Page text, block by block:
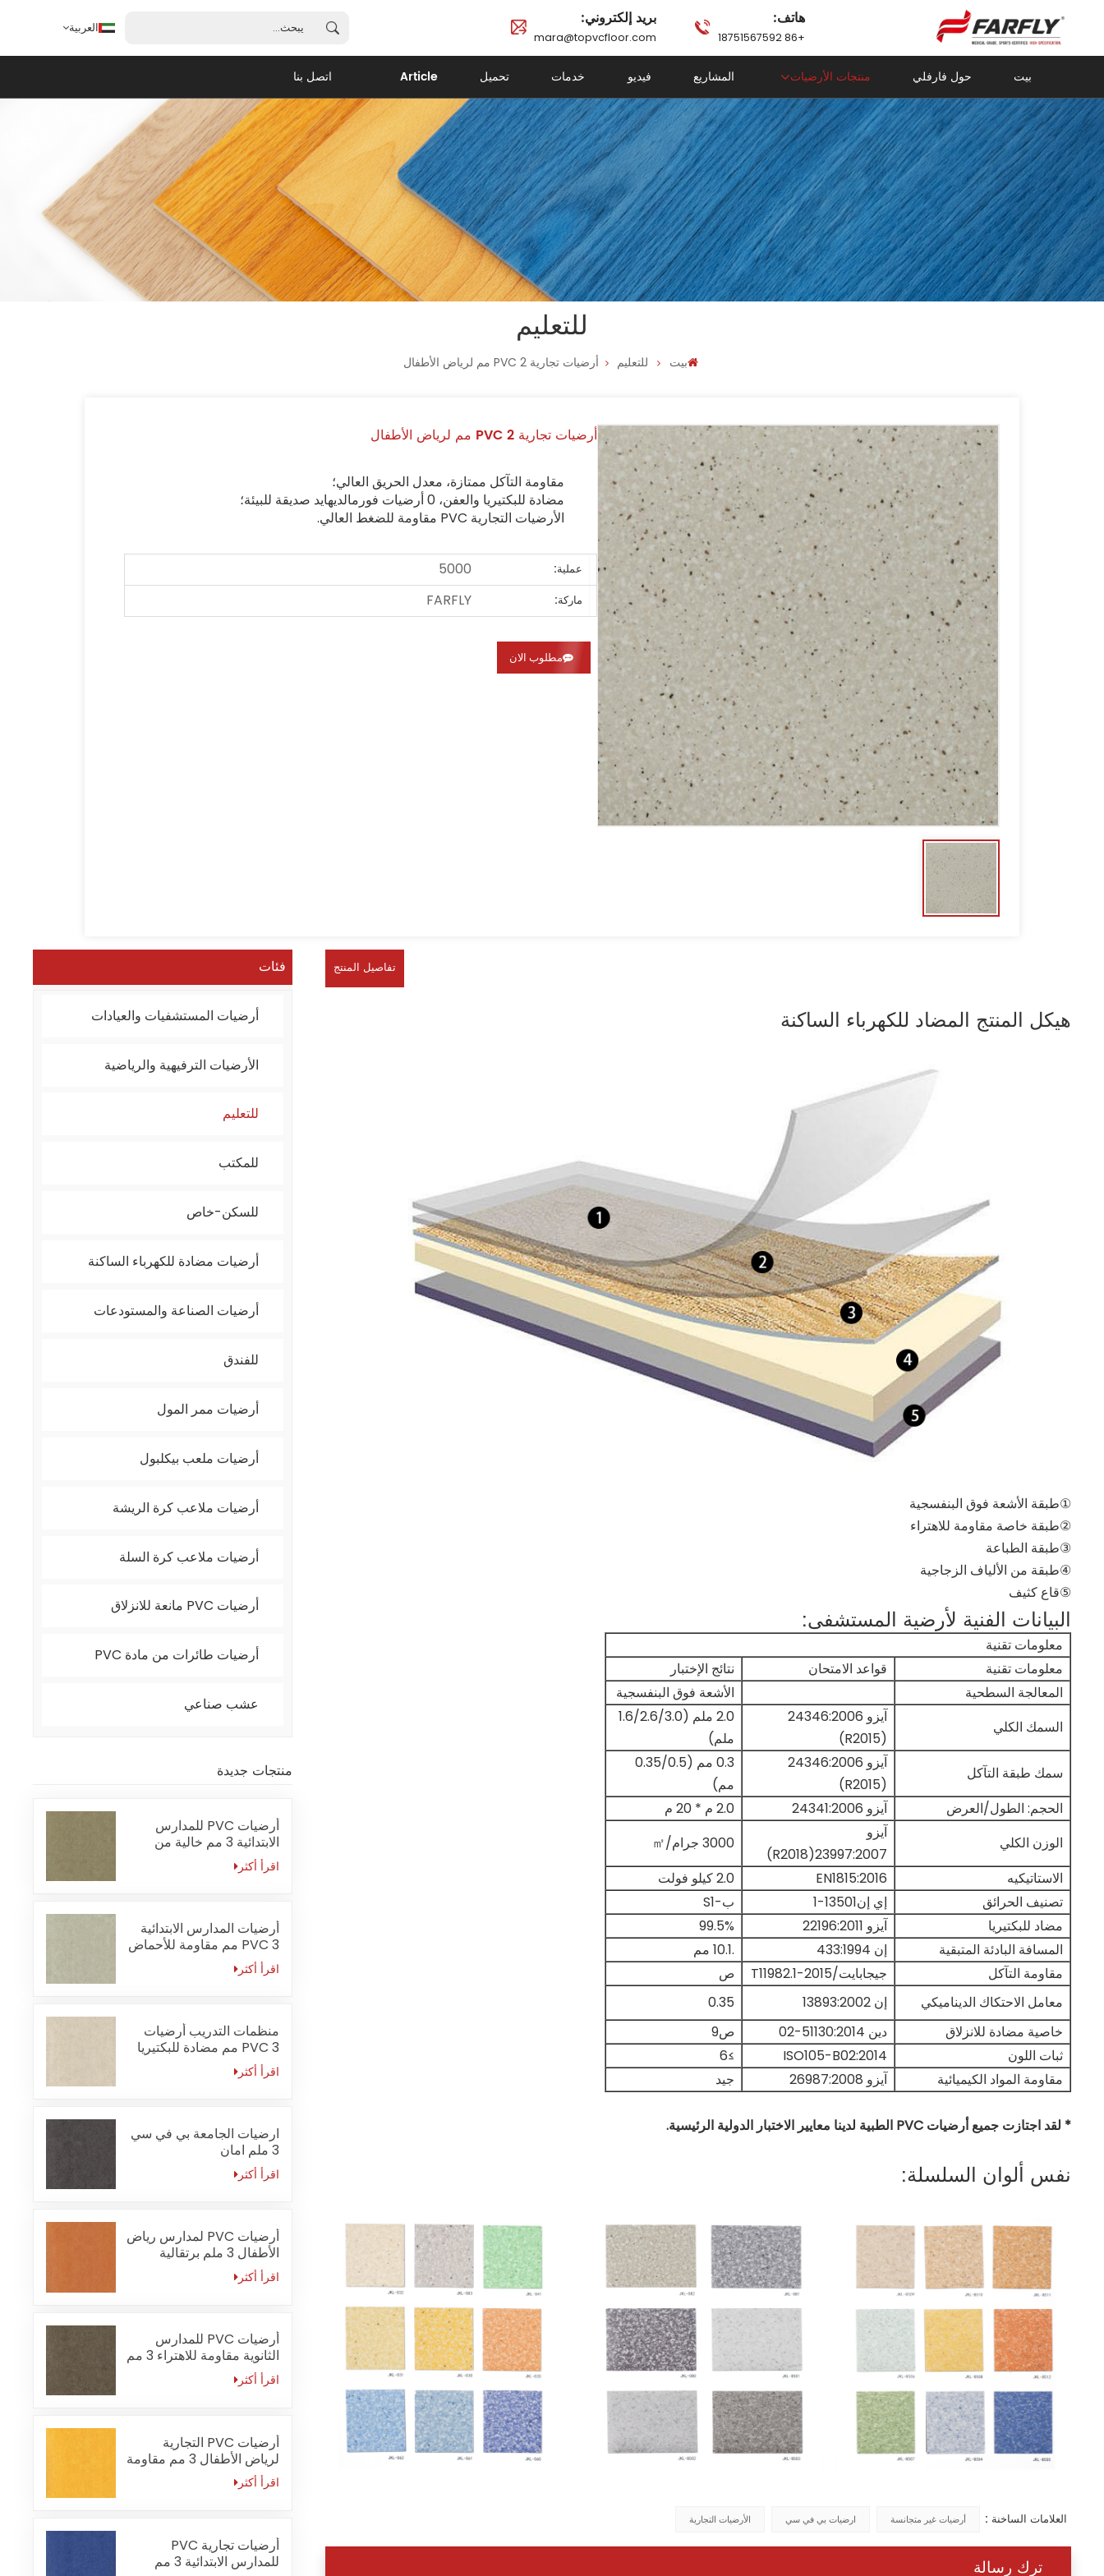
هاتف:
+86 18751567592
بريد إلكتروني:
mara@topvcfloor.com
العربية
العربية
français
español
português
بيت حول فارفلي منتجات الأرضيات المشاريع فيديو خدمات تحميل Article اتصل بنا
للتعليم
بيت للتعليم أرضيات تجارية PVC 2 مم لرياض الأطفال
أرضيات تجارية PVC 2 مم لرياض الأطفال
مقاومة التآكل ممتازة، معدل الحريق العالي؛
مضادة للبكتيريا والعفن، 0 أرضيات فورمالديهايد صديقة للبيئة؛
الأرضيات التجارية PVC مقاومة للضغط العالي.
عملية: 5000
ماركة: FARFLY
مطلوب الان
فئات
أرضيات المستشفيات والعيادات
الأرضيات الترفيهية والرياضية
للتعليم
للمكتب
للسكن-خاص
أرضيات مضادة للكهرباء الساكنة
أرضيات الصناعة والمستودعات
للفندق
أرضيات ممر المول
أرضيات ملعب بيكلبول
أرضيات ملاعب كرة الريشة
أرضيات ملاعب كرة السلة
أرضيات PVC مانعة للانزلاق
أرضيات طائرات من مادة PVC
عشب صناعي
منتجات جديدة
أرضيات PVC للمدارس
الابتدائية 3 مم خالية من
الفورمالديهايد
اقرأ أكثر
أرضيات المدارس الابتدائية
PVC 3 مم مقاومة للأحماض
والقلويات
اقرأ أكثر
منظمات التدريب أرضيات
PVC 3 مم مضادة للبكتيريا
اقرأ أكثر
ارضيات الجامعة بي في سي
3 ملم امان
اقرأ أكثر
أرضيات PVC لمدارس رياض
الأطفال 3 ملم برتقالية
مقاومة للحريق
اقرأ أكثر
أرضيات PVC للمدارس
الثانوية مقاومة للاهتراء 3 مم
اقرأ أكثر
أرضيات PVC التجارية
لرياض الأطفال 3 مم مقاومة
للماء
اقرأ أكثر
أرضيات تجارية PVC
للمدارس الابتدائية 3 مم
تفاصيل المنتج
هيكل المنتج المضاد للكهرباء الساكنة
①طبقة الأشعة فوق البنفسجية
②طبقة خاصة مقاومة للاهتراء
③طبقة الطباعة
④طبقة من الألياف الزجاجية
⑤قاع كثيف
البيانات الفنية لأرضية المستشفى:
معلومات تقنية
معلومات تقنية
قواعد الامتحان
نتائج الإختبار
المعالجة السطحية
الأشعة فوق البنفسجية
السمك الكلي
آيزو 24346:2006
(R2015)
2.0 ملم (1.6/2.6/3.0
ملم)
سمك طبقة التآكل
آيزو 24346:2006
(R2015)
0.3 مم (0.35/0.5
مم)
الحجم: الطول/العرض
آيزو 24341:2006
2.0 م * 20 م
الوزن الكلي
آيزو
23997:2007(R2018)
3000 جرام/㎡
الاستاتيكيه
EN1815:2016
2.0 كيلو فولت
تصنيف الحرائق
إي إن13501-1
ب-S1
مضاد للبكتيريا
آيزو 22196:2011
99.5%
المسافة البادئة المتبقية
إن 433:1994
.10.1 مم
مقاومة التآكل
جيجابايت/T11982.1-2015
ص
معامل الاحتكاك الديناميكي
إن 13893:2002
0.35
خاصية مضادة للانزلاق
دين 51130:2014-02
ص9
ثبات اللون
ISO105-B02:2014
≥6
مقاومة المواد الكيميائية
آيزو 26987:2008 جيد
* لقد اجتازت جميع أرضيات PVC الطبية لدينا معايير الاختبار الدولية الرئيسية.
نفس ألوان السلسلة:
العلامات الساخنة : أرضيات غير متجانسة ارضيات بي في سي الأرضيات التجارية
ترك رسالة